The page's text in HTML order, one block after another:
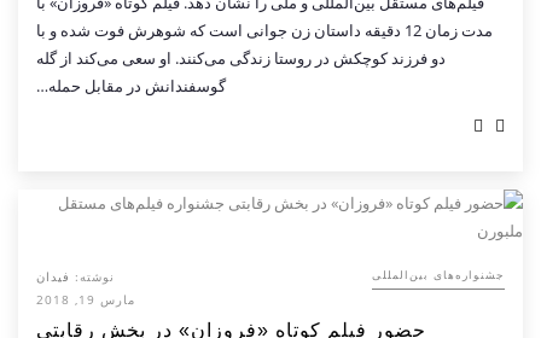
مدت زمان 12 دقیقه داستان زن جوانی است که شوهرش فوت شده و با
دو فرزند کوچکش در روستا زندگی می‌کنند. او سعی می‌کند از گله
گوسفندانش در مقابل حمله…
‌‌جشنواره‌های بین‌المللی نوشته: فیدان
مارس 19, 2018
حضور فیلم کوتاه «فروزان» در بخش رقابتی